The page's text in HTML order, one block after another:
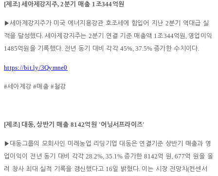
[제조]세아제강지주, 2분기 매출 1조344억원
▶세아제강지주가 미국 에너지용강관 호조세에 힘입어 지난 2분기 역대급 실
적을 달성했다. 세아제강지주는 2분기 연결 기준 매출액 1조344억원 , 영업이익
1485억원을 기록했다. 전년 동기 대비 각각45%, 37.5%증가한 수치이다.
https://bit.ly/3Qymne0
#세아제강#매출#철강
[제조] 대동,상반기 매출8142억원 '어닝서프라이즈'
▶ 대동그룹의 모회사인 미래농업 리딩기업 대동은 연결기준 상반기 매출과 영
업이익이 전년 동기 대비 각각28.2%, 35.1%증가한8142억 원 , 677억 원을 올
려 창사 최대 실적 기록을 갱신했다고 16일 밝혔다. 이는 시장 전망치(컨센서